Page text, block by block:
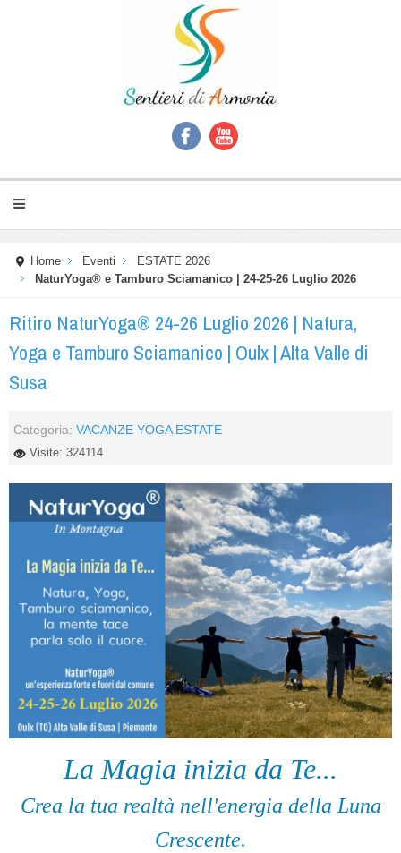
Home Eventi
ESTATE 2026
NaturYoga® e Tamburo Sciamanico | 24-25-26 Luglio 2026
Ritiro NaturYoga® 24-26 Luglio 2026 | Natura,
Yoga e Tamburo Sciamanico | Oulx | Alta Valle di
Susa
Categoria: VACANZE YOGA ESTATE
Visite: 324114
La Magia inizia da Te...
Crea la tua realtà nell'energia della Luna
Crescente.